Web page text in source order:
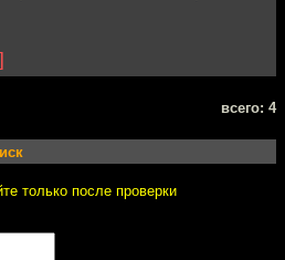
всего: 4
только после проверки